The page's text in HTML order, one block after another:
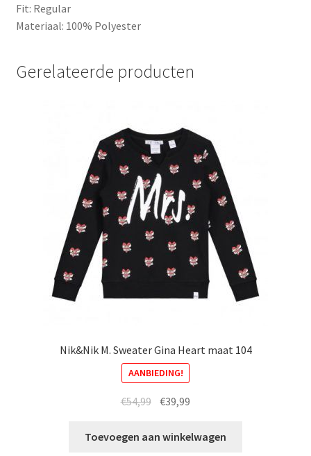
Fit: Regular
Materiaal: 100% Polyester
Gerelateerde producten
Nik&Nik M. Sweater Gina Heart maat 104
AANBIEDING!
€54,99 Oorspronkelijke
was:
€39,99
is:
Toevoegen aan winkelwagen